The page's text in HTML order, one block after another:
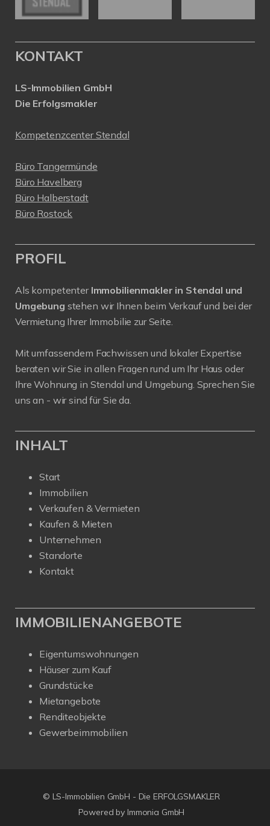
KONTAKT
LS-Immobilien GmbH
Die Erfolgsmakler
Kompetenzcenter Stendal
Büro Tangermünde
Büro Havelberg
Büro Halberstadt
Büro Rostock
PROFIL
Als kompetenter Immobilienmakler in Stendal und
Umgebung stehen wir Ihnen beim Verkauf und bei der
Vermietung Ihrer Immobilie zur Seite.
Mit umfassendem Fachwissen und lokaler Expertise
beraten wir Sie in allen Fragen rund um Ihr Haus oder
Ihre Wohnung in Stendal und Umgebung. Sprechen Sie
uns an - wir sind für Sie da.
INHALT
Start
Immobilien
Verkaufen & Vermieten
Kaufen & Mieten
Unternehmen
Standorte
Kontakt
IMMOBILIENANGEBOTE
Eigentumswohnungen
Häuser zum Kauf
Grundstücke
Mietangebote
Renditeobjekte
Gewerbeimmobilien
© LS-Immobilien GmbH - Die ERFOLGSMAKLER
Powered by Immonia GmbH